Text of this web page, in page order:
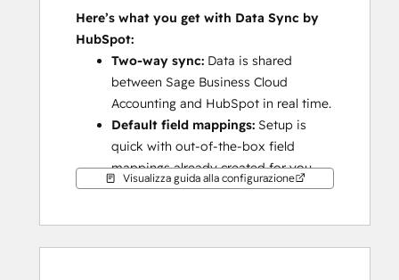
Here’s what you get with Data Sync by
HubSpot:
Two-way sync: Data is shared
between Sage Business Cloud
Accounting and HubSpot in real time.
Default field mappings: Setup is
quick with out-of-the-box field
mappings already created for you.
Business Cloud Accounting, formerly known
as Sage One (UK).
Visualizza guida alla configurazione